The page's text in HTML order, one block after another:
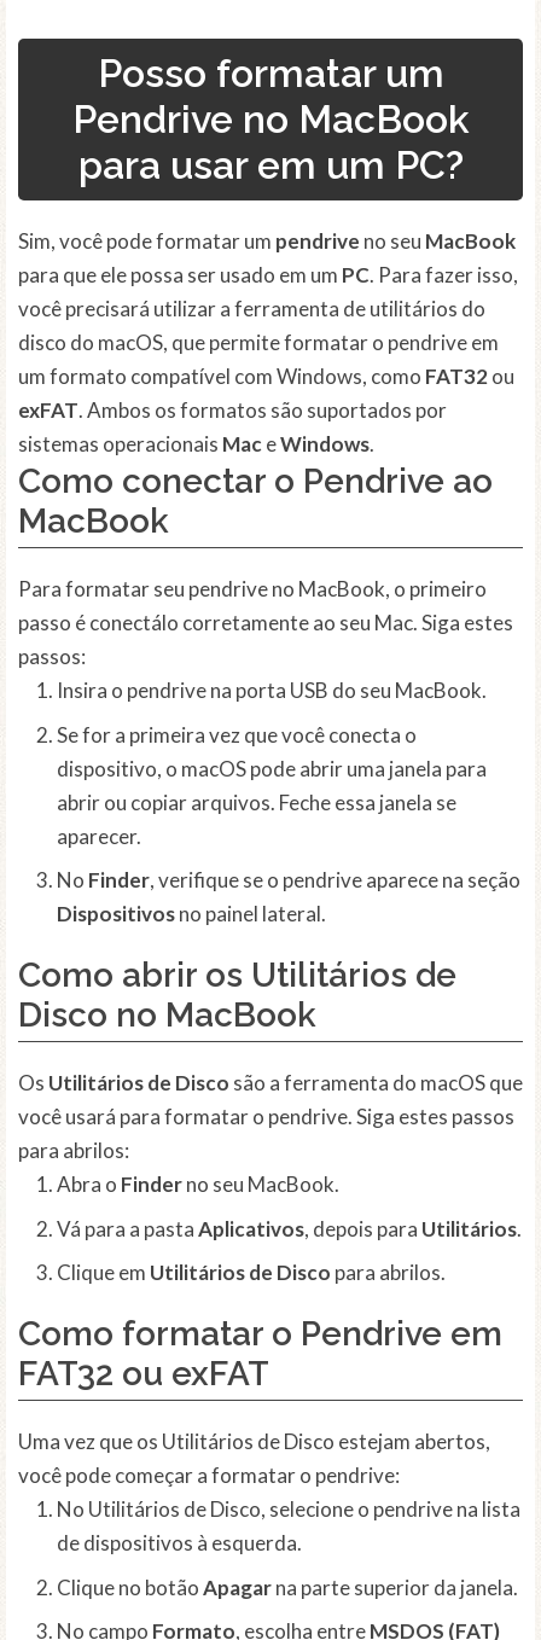
Posso formatar um
Pendrive no MacBook
para usar em um PC?
Sim, você pode formatar um pendrive no seu MacBook
para que ele possa ser usado em um PC. Para fazer isso,
você precisará utilizar a ferramenta de utilitários do
disco do macOS, que permite formatar o pendrive em
um formato compatível com Windows, como FAT32ou
exFAT. Ambos os formatos são suportados por
sistemas operacionais MaceWindows.
Como conectar o Pendrive ao
MacBook
Para formatar seu pendrive no MacBook, o primeiro
passo é conectálo corretamente ao seu Mac. Siga estes
passos:
Insira o pendrive na porta USB do seu MacBook.
Se for a primeira vez que você conecta o
dispositivo, o macOS pode abrir uma janela para
abrir ou copiar arquivos. Feche essa janela se
aparecer.
No Finder, verifique se o pendrive aparece na seção
Dispositivosno painel lateral.
Como abrir os Utilitários de
Disco no MacBook
Os Utilitários de Disco são a ferramenta do macOS que
você usará para formatar o pendrive. Siga estes passos
para abrilos:
Abra o Finderno seu MacBook.
Vá para a pastaAplicativos, depois para Utilitários.
Clique em Utilitários de Disco para abrilos.
Como formatar o Pendrive em
FAT32 ou exFAT
Uma vez que os Utilitários de Disco estejam abertos,
você pode começar a formatar o pendrive:
No Utilitários de Disco, selecione o pendrive na lista
de dispositivos à esquerda.
Clique no botãoApagarna parte superior da janela.
No campo Formato, escolha entreMSDOS (FAT)